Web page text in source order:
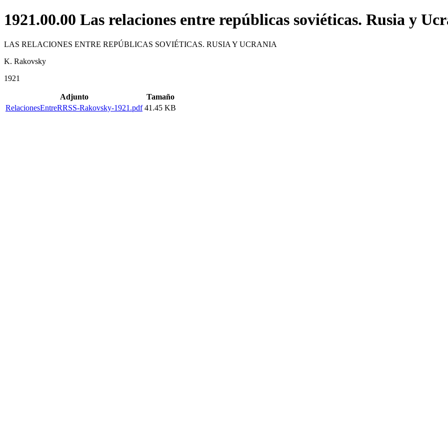
1921.00.00 Las relaciones entre repúblicas soviéticas. Rusia y
LAS RELACIONES ENTRE REPÚBLICAS SOVIÉTICAS. RUSIA Y UCRANIA
K. Rakovsky
1921
Adjunto
Tamaño
RelacionesEntreRRSS-Rakovsky-1921.pdf 41.45 KB